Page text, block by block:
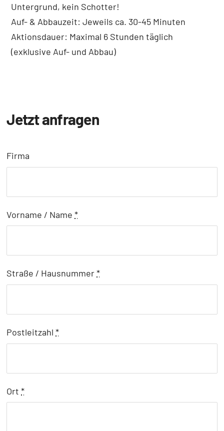
Untergrund, kein Schotter!
Auf- & Abbauzeit: Jeweils ca. 30-45 Minuten
Aktionsdauer: Maximal 6 Stunden täglich
(exklusive Auf- und Abbau)
Jetzt anfragen
Firma
Vorname / Name*
Straße / Hausnummer*
Postleitzahl*
Ort*